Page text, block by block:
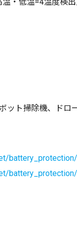
ット掃除機、ドロ